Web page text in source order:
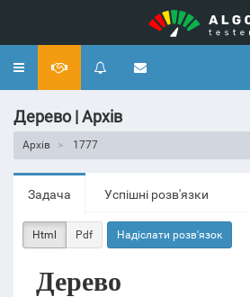
Toggle
Дерево | Архів
Архів 1777
Задача Успішні розв'язки
Html Pdf Надіслати розв'язок
Дерево